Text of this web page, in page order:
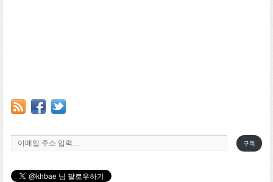
이메일 주소 입력…
구독